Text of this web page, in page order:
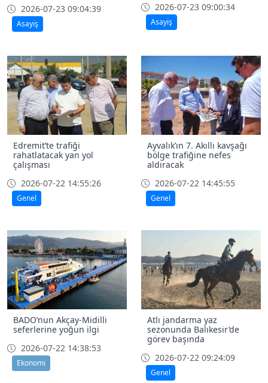
2026-07-23 09:04:39
Asayiş
2026-07-23 09:00:34
Asayiş
Edremit’te trafiği
rahatlatacak yan yol
çalışması
2026-07-22 14:55:26
Genel
Ayvalık’ın 7. Akıllı kavşağı
bölge trafiğine nefes
aldıracak
2026-07-22 14:45:55
Genel
BADO’nun Akçay-Midilli
seferlerine yoğun ilgi
2026-07-22 14:38:53
Ekonomi
Atlı jandarma yaz
sezonunda Balıkesir’de
görev başında
2026-07-22 09:24:09
Genel